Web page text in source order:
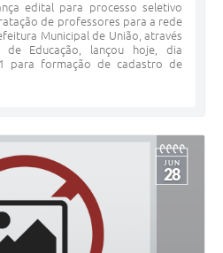
edital para processo seletivo
de professores para a rede
Municipal de União, através
de Educação, lançou hoje, dia
para formação de cadastro de
JUN
28